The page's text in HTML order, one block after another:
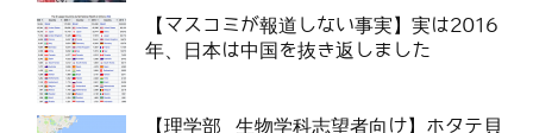
【マスコミが報道しない事実】実は2016
年、日本は中国を抜き返しました
【理学部 生物学科志望者向け】ホタテ貝